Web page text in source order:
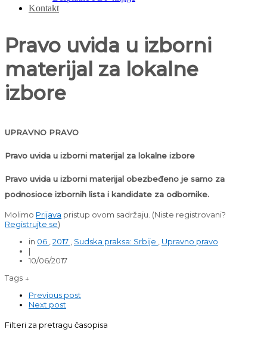
Kontakt
Pravo uvida u izborni
materijal za lokalne
izbore
UPRAVNO PRAVO
Pravo uvida u izborni materijal za lokalne izbore
Pravo uvida u izborni materijal obezbeđeno je samo za
podnosioce izbornih lista i kandidate za odbornike.
Molimo Prijava pristup ovom sadržaju. (Niste registrovani?
Registrujte se)
in 06 2017 Sudska praksa: Srbije
Upravno pravo
|
10/06/2017
Tags ↓
Previous post
Next post
Filteri za pretragu časopisa